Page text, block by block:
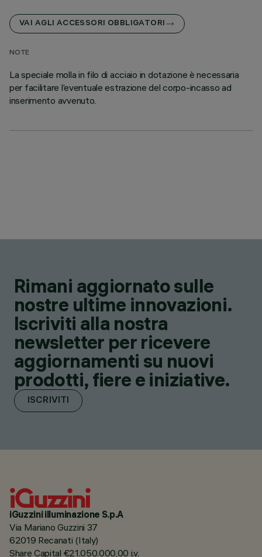
VAI AGLI ACCESSORI OBBLIGATORI
NOTE
La speciale molla in filo di acciaio in dotazione è necessaria
per facilitare l’eventuale estrazione del corpo-incasso ad
inserimento avvenuto.
Rimani aggiornato sulle
nostre ultime innovazioni.
Iscriviti alla nostra
newsletter per ricevere
aggiornamenti su nuovi
prodotti, fiere e iniziative.
ISCRIVITI
iGuzzini illuminazione S.p.A
Via Mariano Guzzini 37
62019 Recanati (Italy)
Share Capital €21.050.000,00 i.v.